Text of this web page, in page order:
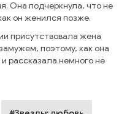
Она подчеркнула, что не
он женился позже.
присутствовала жена
поэтому, как она
рассказала немного не